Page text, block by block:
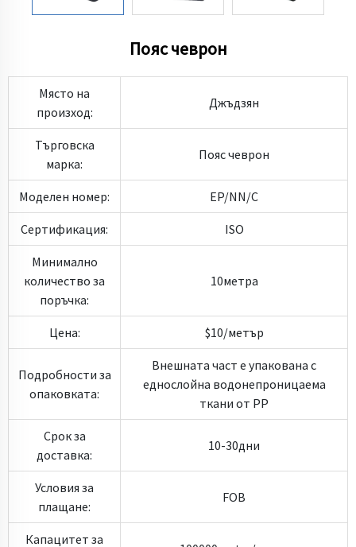
Пояс чеврон
Място на
произход:
Джъдзян
Търговска
марка:
Пояс чеврон
Моделен номер: EP/NN/C
Сертификация: ISO
Минимално
количество за
поръчка:
10метра
Цена: $10/метър
Подробности за
опаковката:
Внешната част е упакована с
еднослойна водонепроницаема
ткани от PP
Срок за
доставка:
10-30дни
Условия за
плащане:
FOB
Капацитет за